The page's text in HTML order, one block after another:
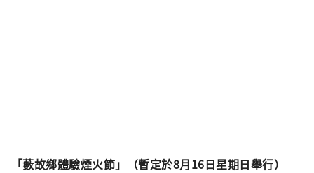
「藪故鄉體驗煙火節」（暫定於8月16日星期日舉行）